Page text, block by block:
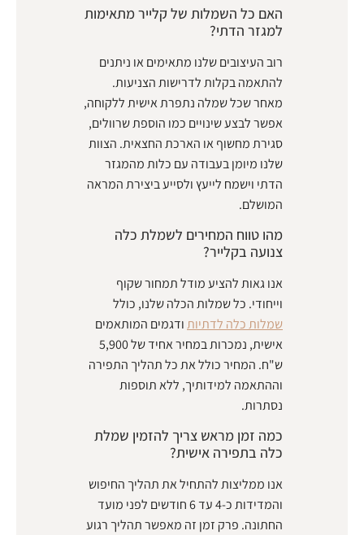
האם כל השמלות של קלייר מתאימות
למגזר הדתי?
רוב העיצובים שלנו מתאימים או ניתנים
להתאמה בקלות לדרישות הצניעות.
מאחר שכל שמלה נתפרת אישית ללקוחה,
אפשר לבצע שינויים כמו הוספת שרוולים,
סגירת מחשוף או הארכת החצאית. הצוות
שלנו מיומן בעבודה עם כלות מהמגזר
הדתי וישמח לייעץ ולסייע ביצירת המראה
המושלם.
מהו טווח המחירים לשמלת כלה
צנועה בקלייר?
אנו גאות להציע מודל תמחור שקוף
וייחודי. כל שמלות הכלה שלנו, כולל
שמלות כלה לדתיותודגמים המותאמים
אישית, נמכרות במחיר אחיד של 5,900
ש"ח. המחיר כולל את כל תהליך התפירה
וההתאמה למידותיך, ללא תוספות
נסתרות.
כמה זמן מראש צריך להזמין שמלת
כלה בתפירה אישית?
אנו ממליצות להתחיל את תהליך החיפוש
והמדידות כ-4 עד 6 חודשים לפני מועד
החתונה. פרק זמן זה מאפשר תהליך רגוע